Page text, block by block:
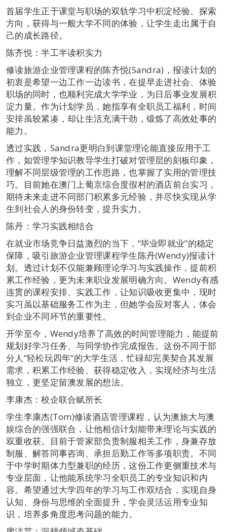
首届学生正于课堂与职场的双轨学习中积淀经验、探索
方向，获得与一般大学不同的体验，让学生走出属于自
己的成长路径。
陈齐悦：半工半读积实力
修读旅游企业管理课程的陈齐悦(Sandra)，报读计划的
初衷是希望一边工作一边读书，在提早走进社会、体验
职场的同时，也顺利完成大学学业，为日后事业发展积
淀力量。作为计划学员，她指享有全职员工福利，时间
安排虽较紧凑，却让生活充满干劲，锻炼了高效处事的
能力。
透过实践，Sandra更明白到课堂理论能直接应用于工
作，如管理学知识教导学生打破对管理层的刻板印象，
理解不同层级管理的工作思路，也掌握了实用的管理技
巧。目前她在澳门上葡京综合度假村的酒店前台实习，
期待未来走进不同部门积累多元经验，并尽快实现从学
生到社会人的身份转变，提升实力。
陈丹：学习实践相结合
在就业市场竞争日益激烈的当下，“毕业即就业”的稳定
保障，吸引旅游企业管理课程学生陈丹(Wendy)报读计
划。透过计划不仅能兼顾理论学习与实践操作，提前积
累工作经验，更为未来职业发展明确方向。Wendy有感
连贯的课程安排、实践工作，让知识吸收更集中，现时
实习虽以基础服务工作为主，但她学会应对客人，体会
到企业不同环节的重要性。
开学至今，Wendy培养了高效的时间管理能力，能提前
规划好学习任务、与同学协作完成报告。这份不同于部
分人“轻松玩四年”的大学生活，忙碌却完美契合其发展
需求，积累工作经验、获得稳定收入，实现经济与生活
独立，更坚定留澳发展的想法。
李康杰：校企联合赋所长
学生李康杰(Tom)修读酒店管理课程，认为澳旅大与澳
娱综合的强强联合，让他相信计划能带来理论与实践的
双重收获。目前于管家部负责制服相关工作，身兼存放
制服、解答同事咨询、承担后勤工作等多项职责。不同
于中学时期体力型兼职的经历，这份工作更侧重技术与
专业层面，让他能系统学习全职员工的专业知识和内
容。希望通过大学四年的学习与工作双结合，实现自身
认知、身份与思维的全面提升，学会灵活运用专业知
识，培养多角度思考问题的能力。